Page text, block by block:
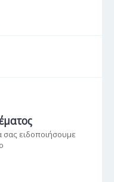
σας ειδοποιήσουμε